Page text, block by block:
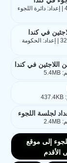
قبل 1 سنة | المشاهدات: 13203 | الحجم: 439.7KB | إعداد: دائرة اللجوء
في كندا
قبل 1 سنة | المشاهدات: 35258 | الحجم: 322.4KB | إعداد: الحكومة
اللاجئين في كندا
لجلسة اللجوء
إلى موقع
الأقدم